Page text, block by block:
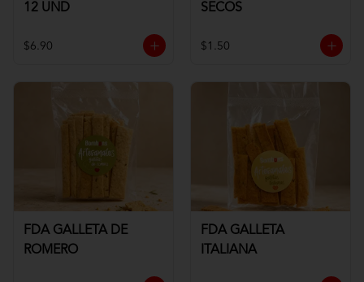
12 UND
$6.90
SECOS
$1.50
FDA GALLETA DE
ROMERO
FDA GALLETA
ITALIANA